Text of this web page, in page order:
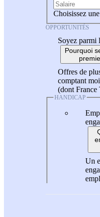
Choisissez
OPPORTUNITÉS
Soyez parmi
Pourquoi
Offres de
comptant
(dont France
HANDICAP
Un